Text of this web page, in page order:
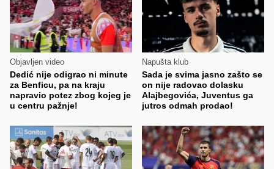
Objavljen video
Dedić nije odigrao ni minute
za Benficu, pa na kraju
napravio potez zbog kojeg je
u centru pažnje!
Napušta klub
Sada je svima jasno zašto se
on nije radovao dolasku
Alajbegovića, Juventus ga
jutros odmah prodao!